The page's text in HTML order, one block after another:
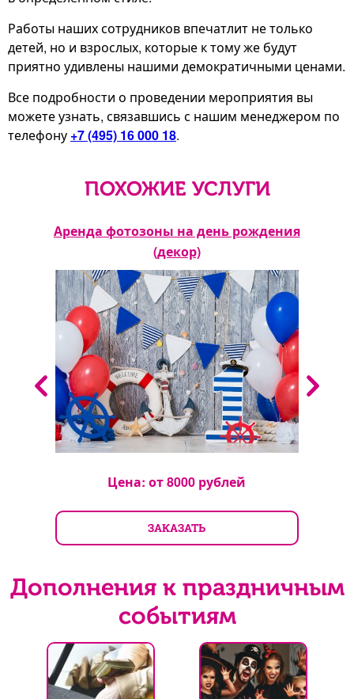
Работы наших сотрудников впечатлит не только
детей, но и взрослых, которые к тому же будут
приятно удивлены нашими демократичными ценами.
Все подробности о проведении мероприятия вы
можете узнать, связавшись с нашим менеджером по
телефону +7 (495) 16 000 18.
ПОХОЖИЕ УСЛУГИ
Аренда фотозоны на день рождения
(декор)
Цена: от8000 рублей
ЗАКАЗАТЬ
Дополнения к праздничным
событиям